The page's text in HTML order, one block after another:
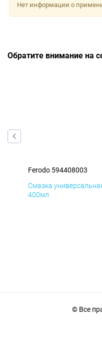
Нет информации о
Обратите внимание на
Ferodo 594408003
Смазка
400мл
© Все